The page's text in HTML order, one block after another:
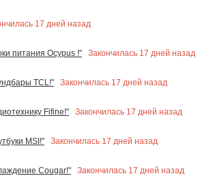
17 дней назад
питания Ocypus !"
Закончилась 17 дней назад
TCL!"
Закончилась 17 дней назад
Fifine!"
Закончилась 17 дней назад
MSI!"
Закончилась 17 дней назад
Cougar!"
Закончилась 17 дней назад